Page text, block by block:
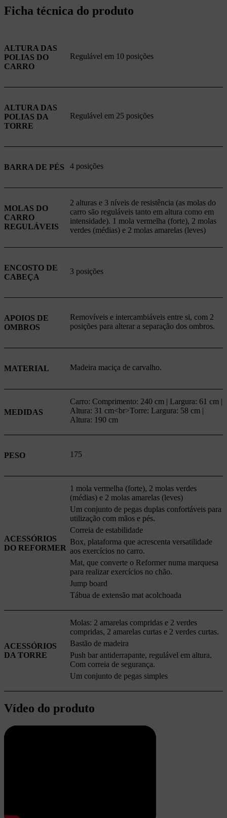
Ficha técnica do produto
ALTURA DAS
POLIAS DO
CARRO
Regulável em 10 posições
ALTURA DAS
POLIAS DA
TORRE
Regulável em 25 posições
BARRA DE PÉS 4 posições
MOLAS DO
CARRO
REGULÁVEIS
2 alturas e 3 níveis de resistência (as molas do
carro são reguláveis tanto em altura como em
intensidade). 1 mola vermelha (forte), 2 molas
verdes (médias) e 2 molas amarelas (leves)
ENCOSTO DE
CABEÇA
3 posições
APOIOS DE
OMBROS
Removíveis e intercambiáveis entre si, com 2
posições para alterar a separação dos ombros.
MATERIAL Madeira maciça de carvalho.
MEDIDAS
Carro: Comprimento: 240 cm | Largura: 61 cm |
Altura: 31 cm<br>Torre: Largura: 58 cm |
Altura: 190 cm
PESO 175
ACESSÓRIOS
DO REFORMER
1 mola vermelha (forte), 2 molas verdes
(médias) e 2 molas amarelas (leves)
Um conjunto de pegas duplas confortáveis para
utilização com mãos e pés.
Correia de estabilidade
Box, plataforma que acrescenta versatilidade
aos exercícios no carro.
Mat, que converte o Reformer numa marquesa
para realizar exercícios no chão.
Jump board
Tábua de extensão mat acolchoada
ACESSÓRIOS
DA TORRE
Molas: 2 amarelas compridas e 2 verdes
compridas, 2 amarelas curtas e 2 verdes curtas.
Bastão de madeira
Push bar antiderrapante, regulável em altura.
Com correia de segurança.
Um conjunto de pegas simples
Vídeo do produto